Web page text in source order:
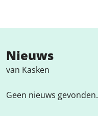
Nieuws
van Kasken
Geen nieuws gevonden.